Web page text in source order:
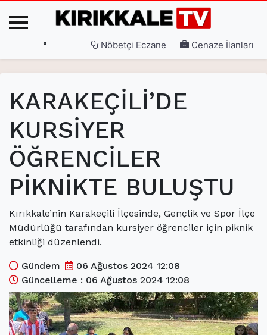
3. Sayfa(current)
Gündem(current)
Siyaset(current)
Eğitim(current)
Spor(current)
Sağlık (current)
Kültür Sanat(current)
Teknoloji(current)
Özel Haber(current)
° Nöbetçi Eczane Cenaze İlanları
KARAKEÇİLİ’DE
KURSİYER
ÖĞRENCİLER
PİKNİKTE BULUŞTU
Kırıkkale’nin Karakeçili İlçesinde, Gençlik ve Spor İlçe
Müdürlüğü tarafından kursiyer öğrenciler için piknik
etkinliği düzenlendi.
Gündem
06 Ağustos 2024 12:08
Güncelleme : 06 Ağustos 2024 12:08